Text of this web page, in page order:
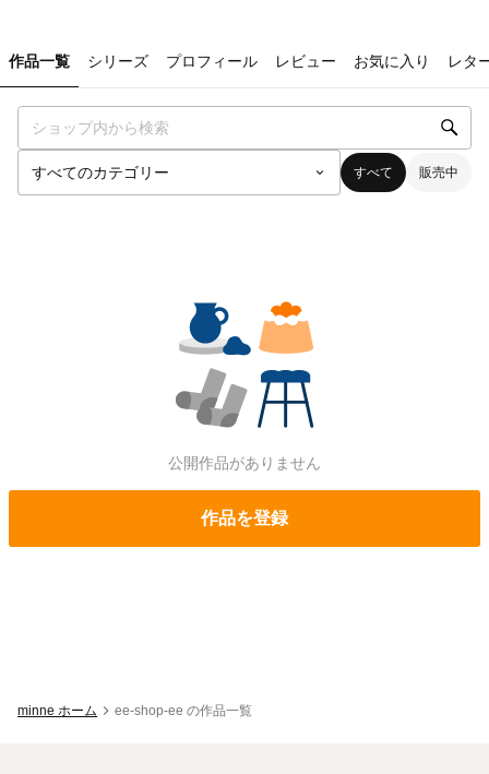
作品一覧 シリーズ プロフィール レビュー お気に入り レタ
すべて 販売中
公開作品がありません
作品を登録
minne ホーム ee-shop-ee の作品一覧